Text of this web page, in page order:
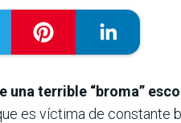
una terrible “broma”
es víctima de constante